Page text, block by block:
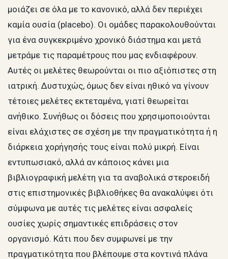
μοιάζει σε όλα με το κανονικό, αλλά δεν περιέχει
καμία ουσία (placebo). Οι ομάδες παρακολουθούνται
για ένα συγκεκριμένο χρονικό διάστημα και μετά
μετράμε τις παραμέτρους που μας ενδιαφέρουν.
Αυτές οι μελέτες θεωρούνται οι πιο αξιόπιστες στη
ιατρική. Δυστυχώς, όμως δεν είναι ηθικό να γίνουν
τέτοιες μελέτες εκτεταμένα, γιατί θεωρείται
ανήθικο. Συνήθως οι δόσεις που χρησιμοποιούνται
είναι ελάχιστες σε σχέση με την πραγματικότητα ή η
διάρκεια χορήγησής τους είναι πολύ μικρή. Είναι
εντυπωσιακό, αλλά αν κάποιος κάνει μια
βιβλιογραφική μελέτη για τα αναβολικά στεροειδή
στις επιστημονικές βιβλιοθήκες θα ανακαλύψει ότι
σύμφωνα με αυτές τις μελέτες είναι ασφαλείς
ουσίες χωρίς σημαντικές επιδράσεις στον
οργανισμό. Κάτι που δεν συμφωνεί με την
πραγματικότητα που βλέπουμε στα κοντινά πλάνα